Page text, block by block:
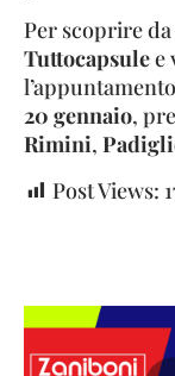
Per scoprire
Tuttocapsulee
20 gennaio,
Rimini,
Post Views: